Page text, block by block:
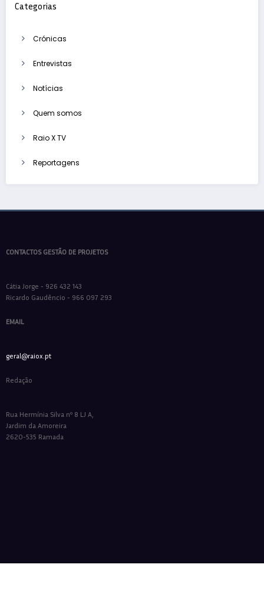
Categorias
Crónicas
Entrevistas
Notícias
Quem somos
Raio X TV
Reportagens
CONTACTOS GESTÃO DE PROJETOS
Cátia Jorge - 926 432 143
Ricardo Gaudêncio - 966 097 293
EMAIL
geral@raiox.pt
Redação
Rua Hermínia Silva nº 8 LJ A,
Jardim da Amoreira
2620-535 Ramada